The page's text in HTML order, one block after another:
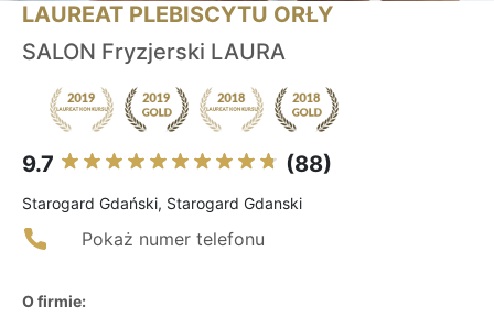
LAUREAT PLEBISCYTU ORŁY
SALON Fryzjerski LAURA
9.7 (88)
Starogard Gdański, Starogard Gdanski
Pokaż numer telefonu
O firmie: